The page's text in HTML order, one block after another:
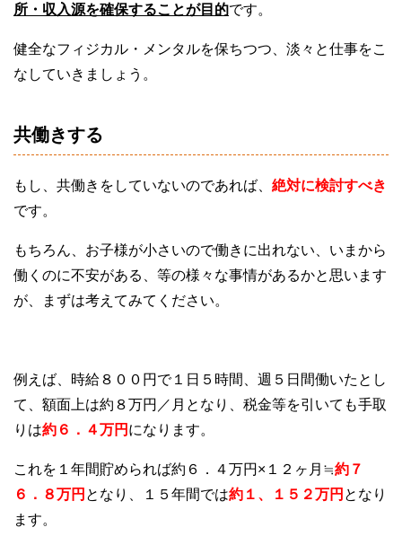
所・収入源を確保することが目的です。
健全なフィジカル・メンタルを保ちつつ、淡々と仕事をこ
なしていきましょう。
共働きする
もし、共働きをしていないのであれば、 絶対に検討すべき
です。
もちろん、お子様が小さいので働きに出れない、いまから
働くのに不安がある、等の様々な事情があるかと思います
が、まずは考えてみてください。
例えば、時給８００円で１日５時間、週５日間働いたとし
て、額面上は約８万円／月となり、税金等を引いても手取
りは約６．４万円 になります。
これを１年間貯められば約６．４万円×１２ヶ月≒約 ７
６．８万円 となり、１５年間では約１、１５２万円 となり
ます。